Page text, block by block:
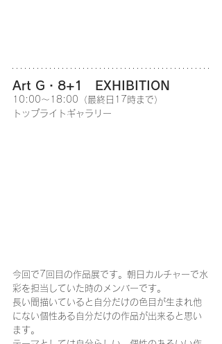
Art G・8+1　EXHIBITION
10:00～18:00（最終日17時まで）
トップライトギャラリー
今回で7回目の作品展です。朝日カルチャーで水
彩を担当していた時のメンバーです。
長い間描いていると自分だけの色目が生まれ他
にない個性ある自分だけの作品が出来ると思い
ます。